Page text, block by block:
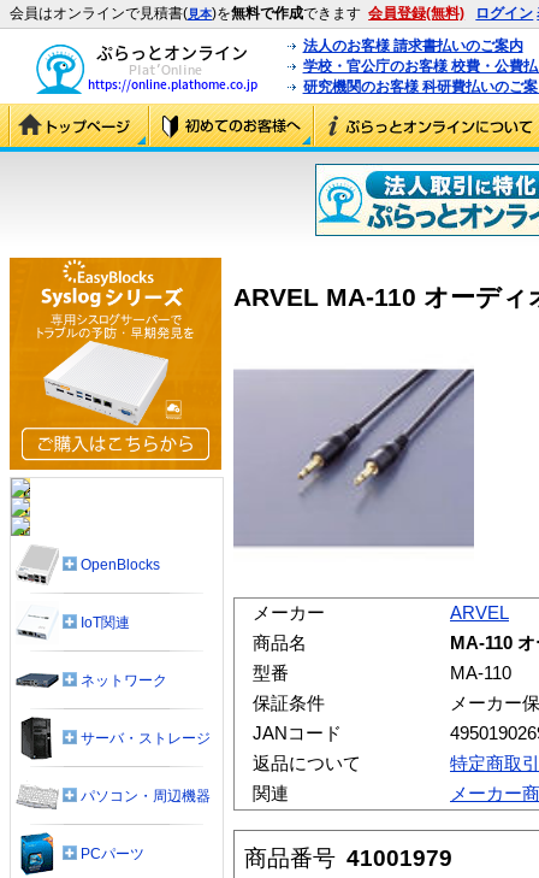
会員はオンラインで見積書(見本)を無料で作成できます 会員登録(無料) ログイン
法人のお客様 請求書払いのご案内
学校・官公庁のお客様 校費・公費
研究機関のお客様 科研費払いのご
ARVEL MA-110 オーデ
メーカー
ARVEL
商品名
MA-110
型番
MA-110
保証条件
メーカー
JANコード
返品について
特定商取
関連
メーカー
商品番号 41001979
OpenBlocks
IoT関連
ネットワーク
サーバ・ストレージ
パソコン・周辺機器
PCパーツ